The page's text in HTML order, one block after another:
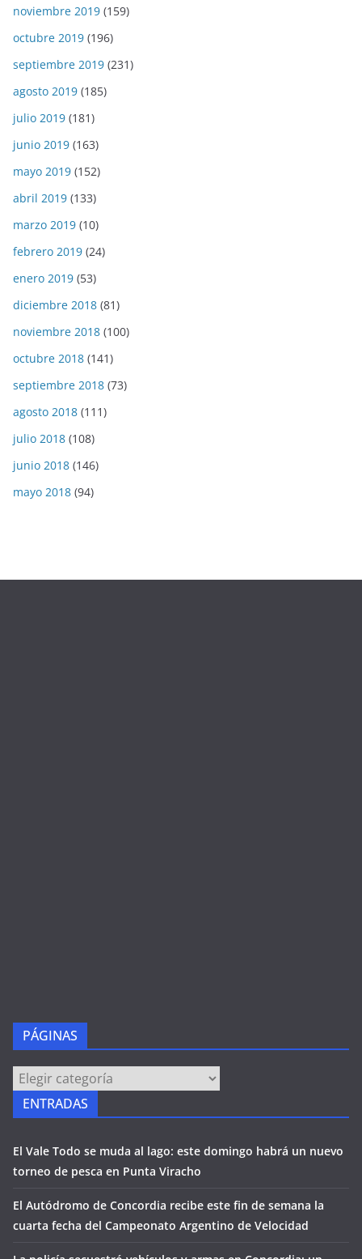
noviembre 2019 (159)
octubre 2019 (196)
septiembre 2019 (231)
agosto 2019 (185)
julio 2019 (181)
junio 2019 (163)
mayo 2019 (152)
abril 2019 (133)
marzo 2019 (10)
febrero 2019 (24)
enero 2019 (53)
diciembre 2018 (81)
noviembre 2018 (100)
octubre 2018 (141)
septiembre 2018 (73)
agosto 2018 (111)
julio 2018 (108)
junio 2018 (146)
mayo 2018 (94)
PÁGINAS
PÁGINAS
ENTRADAS
El Vale Todo se muda al lago: este domingo habrá un nuevo
torneo de pesca en Punta Viracho
El Autódromo de Concordia recibe este fin de semana la
cuarta fecha del Campeonato Argentino de Velocidad